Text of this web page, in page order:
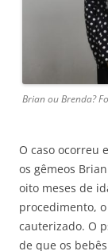
Brian ou Brenda?
O caso ocorreu
os gêmeos
oito meses de
procedimento,
cauterizado. O
de que os